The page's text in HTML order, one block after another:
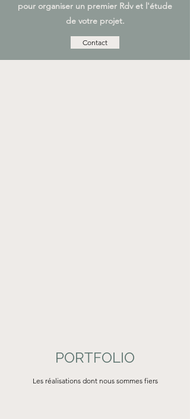
pour organiser un premier Rdv et l'étude
de votre projet.
Contact
PORTFOLIO
Les réalisations dont nous sommes fiers